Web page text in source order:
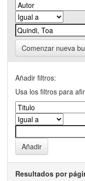
Comenzar nueva
Añadir filtros:
Usa los filtros para
Resultados por